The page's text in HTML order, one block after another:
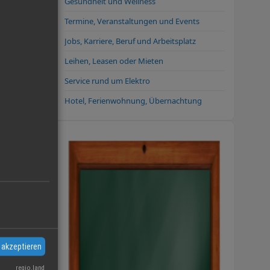
Termine, Veranstaltungen und Events
Jobs, Karriere, Beruf und Arbeitsplatz
Leihen, Leasen oder Mieten
Service rund um Elektro
Hotel, Ferienwohnung, Übernachtung
regio.land